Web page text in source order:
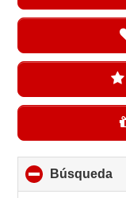
Búsqueda
to